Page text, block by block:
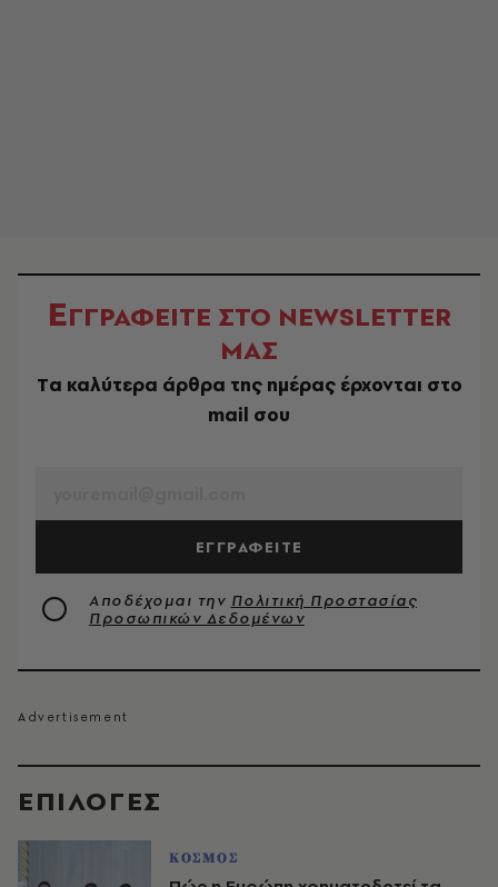
EΠΙΛΟΓΈΣ
ΚΟΣΜΟΣ
ΕΓΓΡΑΦΕΙΤΕ ΣΤΟ NEWSLETTER
ΜΑΣ
Tα καλύτερα άρθρα της ημέρας έρχονται στο
mail σου
ΕΓΓΡΑΦΕΙΤΕ
Αποδέχομαι την Πολιτική Προστασίας
Προσωπικών Δεδομένων